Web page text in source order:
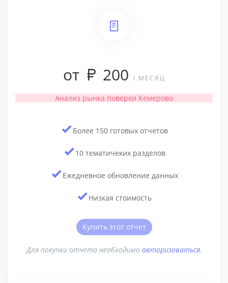
от 200 / МЕСЯЦ
Анализ рынка поверки Кемерово
Более 150 готовых отчетов
10 тематичеких разделов
Ежедневное обновление данных
Низкая стоимость
Купить этот отчет
Для покупки отчета необходимо авторизоваться.